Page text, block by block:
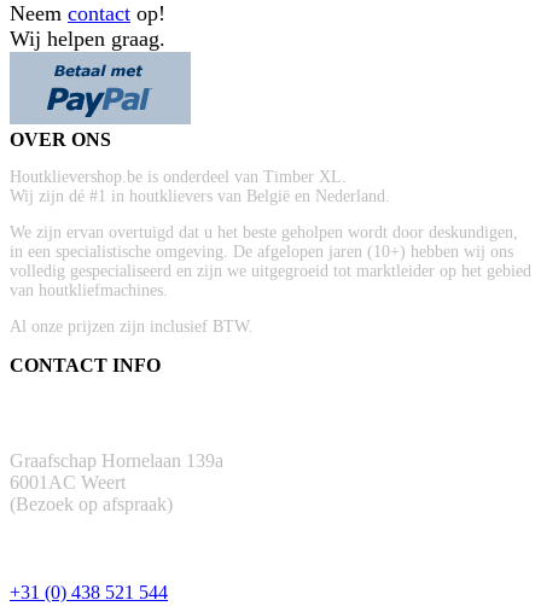
Neem contact op!
Wij helpen graag.
OVER ONS
Houtklievershop.be is onderdeel van Timber XL.
Wij zijn dé #1 in houtklievers van België en Nederland.
We zijn ervan overtuigd dat u het beste geholpen wordt door deskundigen,
in een specialistische omgeving. De afgelopen jaren (10+) hebben wij ons
volledig gespecialiseerd en zijn we uitgegroeid tot marktleider op het gebied
van houtkliefmachines.
Al onze prijzen zijn inclusief BTW.
CONTACT INFO
Graafschap Hornelaan 139a
6001AC Weert
(Bezoek op afspraak)
+31 (0) 438 521 544